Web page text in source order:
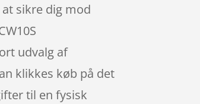
sikre dig mod
udvalg af
klikkes køb på det
til en fysisk